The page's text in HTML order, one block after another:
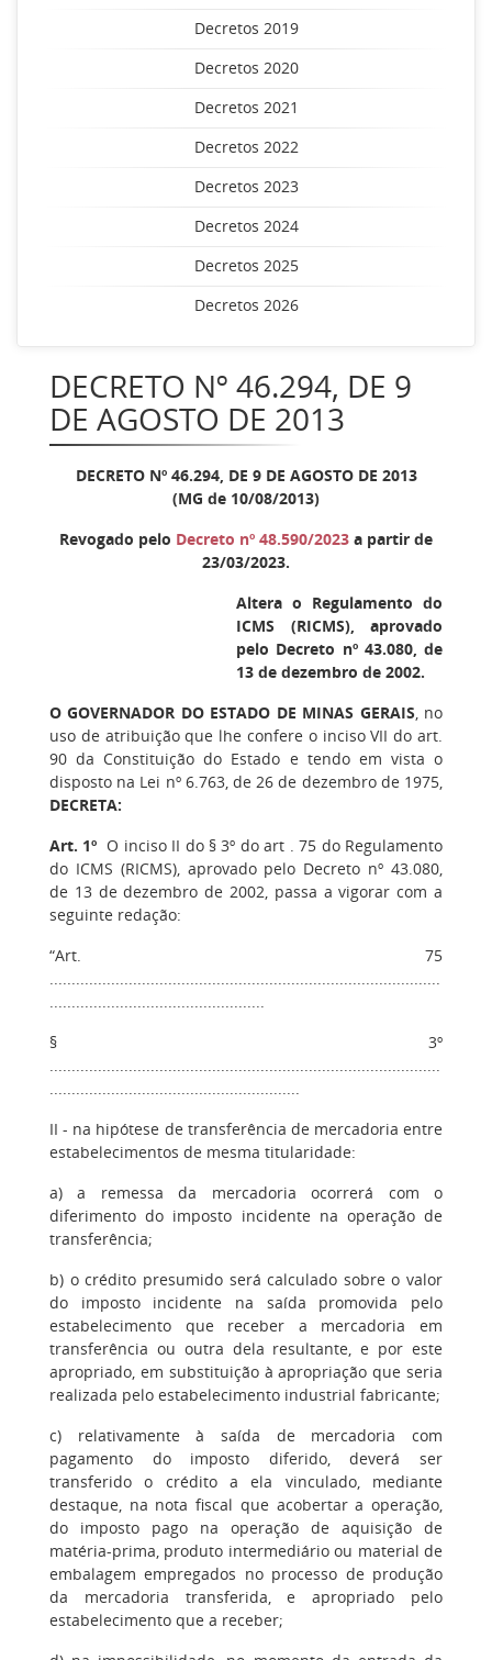
Decretos 2019
Decretos 2020
Decretos 2021
Decretos 2022
Decretos 2023
Decretos 2024
Decretos 2025
Decretos 2026
DECRETO Nº 46.294, DE 9
DE AGOSTO DE 2013
DECRETO Nº 46.294, DE 9 DE AGOSTO DE 2013
(MG de 10/08/2013)
Revogado pelo Decreto nº 48.590/2023 a partir de
23/03/2023.
Altera o Regulamento do
ICMS (RICMS), aprovado
pelo Decreto nº 43.080, de
13 de dezembro de 2002.
O GOVERNADOR DO ESTADO DE MINAS GERAIS, no
uso de atribuição que lhe confere o inciso VII do art.
90 da Constituição do Estado e tendo em vista o
disposto na Lei nº 6.763, de 26 de dezembro de 1975,
DECRETA:
Art. 1º O inciso II do § 3º do art . 75 do Regulamento
do ICMS (RICMS), aprovado pelo Decreto nº 43.080,
de 13 de dezembro de 2002, passa a vigorar com a
seguinte redação:
“Art. 75
.........................................................................................
.................................................
§ 3º
.........................................................................................
.........................................................
II - na hipótese de transferência de mercadoria entre
estabelecimentos de mesma titularidade:
a) a remessa da mercadoria ocorrerá com o
diferimento do imposto incidente na operação de
transferência;
b) o crédito presumido será calculado sobre o valor
do imposto incidente na saída promovida pelo
estabelecimento que receber a mercadoria em
transferência ou outra dela resultante, e por este
apropriado, em substituição à apropriação que seria
realizada pelo estabelecimento industrial fabricante;
c) relativamente à saída de mercadoria com
pagamento do imposto diferido, deverá ser
transferido o crédito a ela vinculado, mediante
destaque, na nota fiscal que acobertar a operação,
do imposto pago na operação de aquisição de
matéria-prima, produto intermediário ou material de
embalagem empregados no processo de produção
da mercadoria transferida, e apropriado pelo
estabelecimento que a receber;